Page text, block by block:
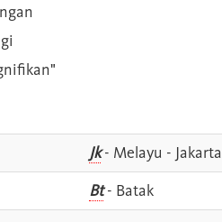
Jk- Melayu - Jakarta
Bt- Batak